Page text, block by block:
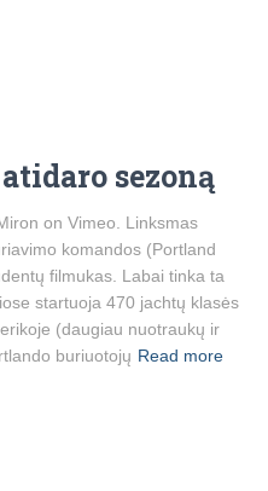
sezoną
on Vimeo. Linksmas
komandos (Portland
filmukas. Labai tinka ta
startuoja 470 jachtų klasės
(daugiau nuotraukų ir
buriuotojų Read more